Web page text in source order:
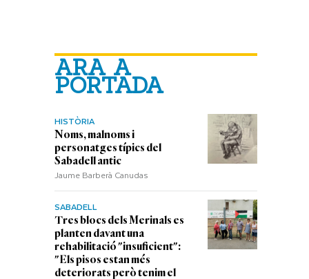
ARA A
PORTADA
HISTÒRIA
Noms, malnoms i
personatges típics del
Sabadell antic
Jaume Barberà Canudas
SABADELL
Tres blocs dels Merinals es
planten davant una
rehabilitació "insuficient":
"Els pisos estan més
deteriorats però tenim el